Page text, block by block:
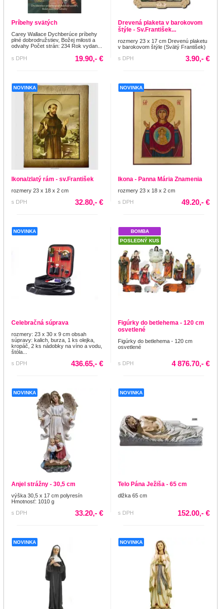
Príbehy svätých
Carey Wallace Dychberúce príbehy
plné dobrodružstiev, Božej milosti a
odvahy Počet strán: 234 Rok vydan...
s DPH 19.90,- €
Drevená plaketa v barokovom
štýle - Sv.František...
rozmery 23 x 17 cm Drevenú plaketu
v barokovom štýle (Svätý František)
s DPH
3.90,- €
NOVINKA
Ikona/zlatý rám - sv.František
rozmery 23 x 18 x 2 cm
s DPH
32.80,- €
NOVINKA
Ikona - Panna Mária Znamenia
rozmery 23 x 18 x 2 cm
s DPH
49.20,- €
NOVINKA
Celebračná súprava
rozmery: 23 x 30 x 9 cm obsah
súpravy: kalich, burza, 1 ks olejka,
kropáč, 2 ks nádobky na víno a vodu,
štóla...
s DPH
436.65,- €
BOMBA
POSLEDNÝ KUS
Figúrky do betlehema - 120 cm
osvetlené
Figúrky do betlehema - 120 cm
osvetlené
s DPH 4 876.70,- €
NOVINKA
Anjel strážny - 30,5 cm
výška 30,5 x 17 cm polyresín
Hmotnosť: 1010 g
s DPH
33.20,- €
NOVINKA
Telo Pána Ježiša - 65 cm
dlžka 65 cm
s DPH 152.00,- €
NOVINKA NOVINKA